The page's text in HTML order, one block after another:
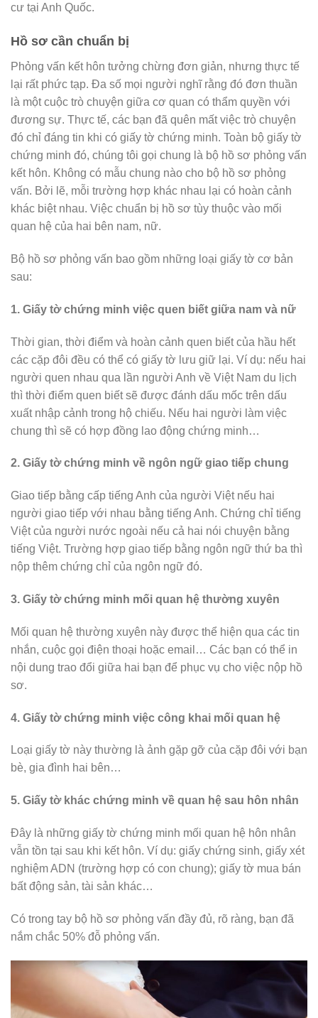
cư tại Anh Quốc.
Hồ sơ cần chuẩn bị
Phỏng vấn kết hôn tưởng chừng đơn giản, nhưng thực tế
lại rất phức tạp. Đa số mọi người nghĩ rằng đó đơn thuần
là một cuộc trò chuyện giữa cơ quan có thẩm quyền với
đương sự. Thực tế, các bạn đã quên mất việc trò chuyện
đó chỉ đáng tin khi có giấy tờ chứng minh. Toàn bộ giấy tờ
chứng minh đó, chúng tôi gọi chung là bộ hồ sơ phỏng vấn
kết hôn. Không có mẫu chung nào cho bộ hồ sơ phỏng
vấn. Bởi lẽ, mỗi trường hợp khác nhau lại có hoàn cảnh
khác biệt nhau. Việc chuẩn bị hồ sơ tùy thuộc vào mối
quan hệ của hai bên nam, nữ.
Bộ hồ sơ phỏng vấn bao gồm những loại giấy tờ cơ bản
sau:
1. Giấy tờ chứng minh việc quen biết giữa nam và nữ
Thời gian, thời điểm và hoàn cảnh quen biết của hầu hết
các cặp đôi đều có thể có giấy tờ lưu giữ lại. Ví dụ: nếu hai
người quen nhau qua lần người Anh về Việt Nam du lịch
thì thời điểm quen biết sẽ được đánh dấu mốc trên dấu
xuất nhập cảnh trong hộ chiếu. Nếu hai người làm việc
chung thì sẽ có hợp đồng lao động chứng minh…
2. Giấy tờ chứng minh về ngôn ngữ giao tiếp chung
Giao tiếp bằng cấp tiếng Anh của người Việt nếu hai
người giao tiếp với nhau bằng tiếng Anh. Chứng chỉ tiếng
Việt của người nước ngoài nếu cả hai nói chuyện bằng
tiếng Việt. Trường hợp giao tiếp bằng ngôn ngữ thứ ba thì
nộp thêm chứng chỉ của ngôn ngữ đó.
3. Giấy tờ chứng minh mối quan hệ thường xuyên
Mối quan hệ thường xuyên này được thể hiện qua các tin
nhắn, cuộc gọi điện thoại hoặc email… Các bạn có thể in
nội dung trao đổi giữa hai bạn để phục vụ cho việc nộp hồ
sơ.
4. Giấy tờ chứng minh việc công khai mối quan hệ
Loại giấy tờ này thường là ảnh gặp gỡ của cặp đôi với bạn
bè, gia đình hai bên…
5. Giấy tờ khác chứng minh về quan hệ sau hôn nhân
Đây là những giấy tờ chứng minh mối quan hệ hôn nhân
vẫn tồn tại sau khi kết hôn. Ví dụ: giấy chứng sinh, giấy xét
nghiệm ADN (trường hợp có con chung); giấy tờ mua bán
bất động sản, tài sản khác…
Có trong tay bộ hồ sơ phỏng vấn đầy đủ, rõ ràng, bạn đã
nắm chắc 50% đỗ phỏng vấn.